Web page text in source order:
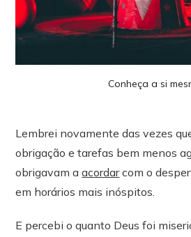
Conheça a si
Lembrei novamente das vezes
obrigação e tarefas bem menos
obrigavam aacordarcom o
em horários mais inóspitos.
E percebi o quanto Deus foi